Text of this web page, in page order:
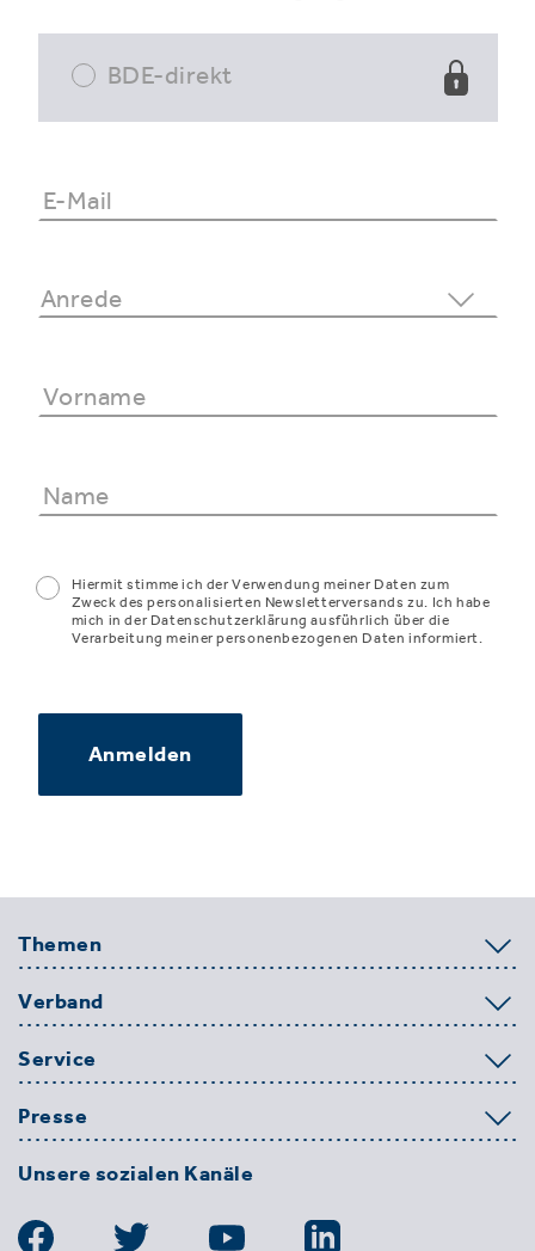
BDE-direkt
Hiermit stimme ich der Verwendung meiner Daten zum
Zweck des personalisierten Newsletterversands zu. Ich habe
mich in der Datenschutzerklärung ausführlich über die
Verarbeitung meiner personenbezogenen Daten informiert.
Anmelden
Themen
Verband
Service
Presse
Unsere sozialen Kanäle